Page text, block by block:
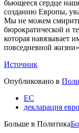
бьющееся сердце
созданию Европы,
Мы не можем
бюрократической и
которая навязывает
повседневной
Источник
Опубликовано в
ЕС
декларация
Больше в Политика